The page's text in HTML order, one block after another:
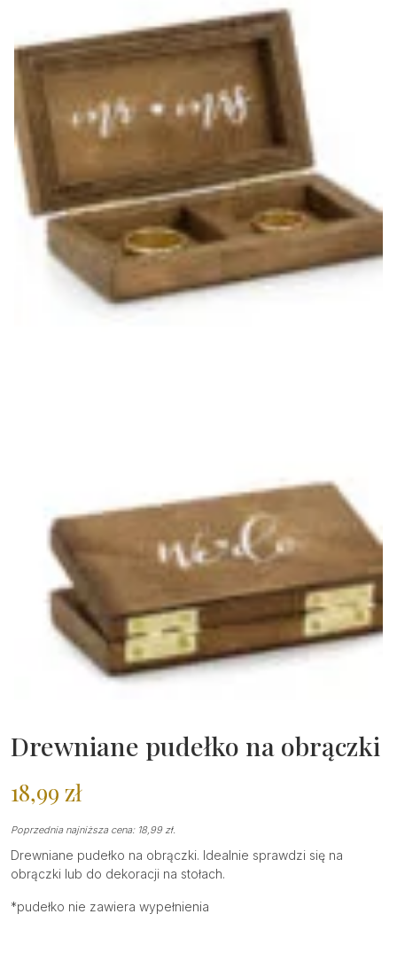
Drewniane pudełko na obrączki
18,99 zł
Poprzednia najniższa cena: 18,99 zł.
Drewniane pudełko na obrączki. Idealnie sprawdzi się na
obrączki lub do dekoracji na stołach.
*pudełko nie zawiera wypełnienia